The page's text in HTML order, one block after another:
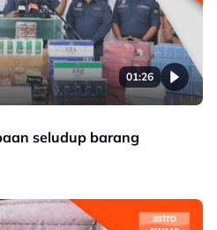
01:26
seludup barang